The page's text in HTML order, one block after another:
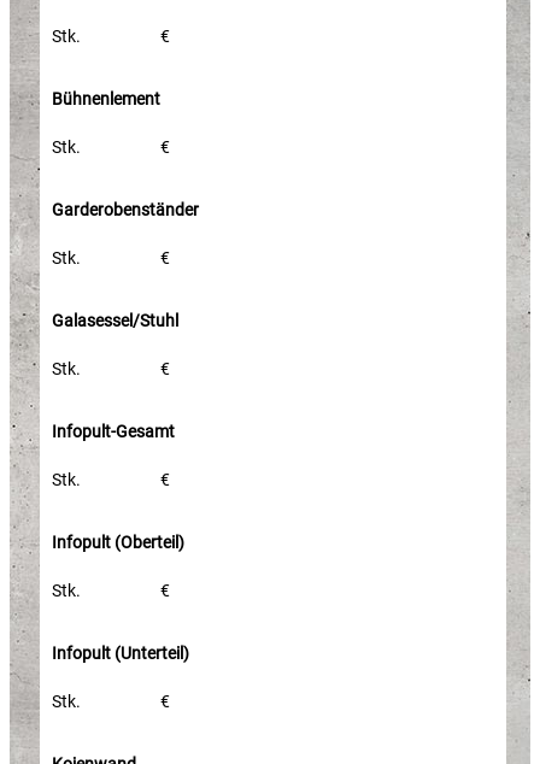
Stk. €
Bühnenlement
Stk. €
Garderobenständer
Stk. €
Galasessel/Stuhl
Stk. €
Infopult-Gesamt​
Stk. €
Infopult (Oberteil)
Stk. €
Infopult (Unterteil)
Stk. €